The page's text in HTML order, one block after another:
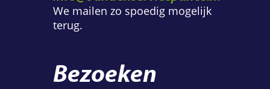
We mailen zo spoedig mogelijk
terug.
Bezoeken